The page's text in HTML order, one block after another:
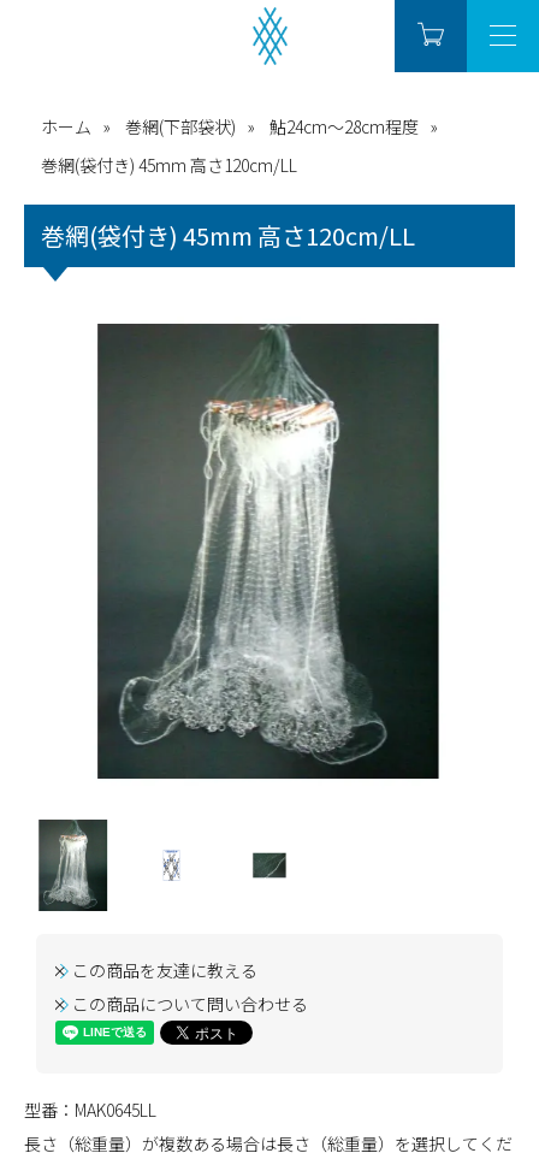
ホーム 巻網(下部袋状)
鮎24cm～28cm程度
巻網(袋付き) 45mm 高さ120cm/LL
巻網(袋付き) 45mm 高さ120cm/LL
この商品を友達に教える
この商品について問い合わせる
型番：MAK0645LL
長さ（総重量）が複数ある場合は長さ（総重量）を選択してくだ